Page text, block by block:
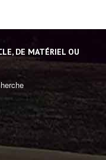
DE MATÉRIEL OU